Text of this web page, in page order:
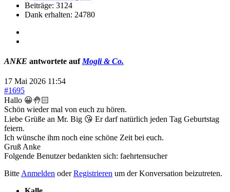
Beiträge: 3124
Dank erhalten: 24780
ANKE antwortete auf Mogli & Co.
17 Mai 2026 11:54
#1695
Hallo 😀🤚🏻
Schön wieder mal von euch zu hören.
Liebe Grüße an Mr. Big 😘 Er darf natürlich jeden Tag Geburtstag
feiern.
Ich wünsche ihm noch eine schöne Zeit bei euch.
Gruß Anke
Folgende Benutzer bedankten sich: faehrtensucher
BitteAnmelden oderRegistrieren um der Konversation beizutreten.